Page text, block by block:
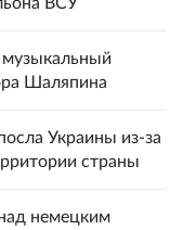
ВСУ
Шаляпина
Украины из-за
страны
немецким